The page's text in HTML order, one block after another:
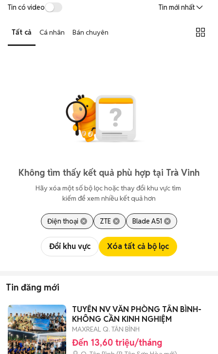
Tin có video Tin mới nhất
Tất cả Cá nhân Bán chuyên
Không tìm thấy kết quả phù hợp tại Trà Vinh
Hãy xóa một số bộ lọc hoặc thay đổi khu vực tìm
kiếm để xem nhiều kết quả hơn
Điện thoại ZTE Blade A51
Đổi khu vực Xóa tất cả bộ lọc
Tin đăng mới
TUYỂN NV VĂN PHÒNG TÂN BÌNH-
KHÔNG CẦN KINH NGHIỆM
MAXREAL Q. TÂN BÌNH
Đến 13,60 triệu/tháng